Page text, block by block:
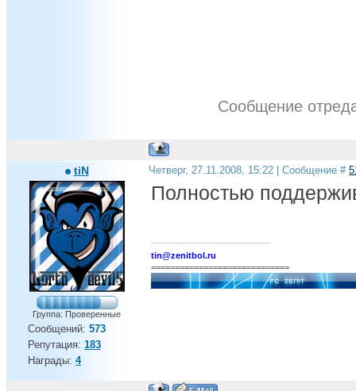
Сообщение
tiN
Группа: Проверенные
Сообщений: 573
Репутация: 183
Награды: 4
Четверг, 27.11.2008, 15:22 | Сообщение #
Полностью
tin@zenitbol.ru
=============================